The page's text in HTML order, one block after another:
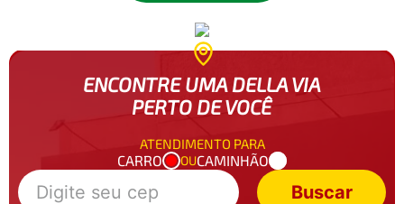
ENCONTRE UMA DELLA VIA
PERTO DE VOCÊ
ATENDIMENTO PARA
CARRO OUCAMINHÃO
Buscar